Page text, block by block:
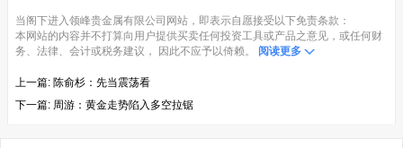
当阁下进入领峰贵金属有限公司网站，即表示自愿接受以下免责条款：
本网站的内容并不打算向用户提供买卖任何投资工具或产品之意见，或任何财
务、法律、会计或税务建议， 因此不应予以倚赖。
阅读更多
上一篇: 陈俞杉：先当震荡看
下一篇: 周游：黄金走势陷入多空拉锯